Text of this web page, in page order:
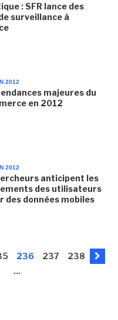
: SFR lance des
surveillance à
2012
majeures du
en 2012
2012
anticipent les
des utilisateurs
des données mobiles
236 237
238
...